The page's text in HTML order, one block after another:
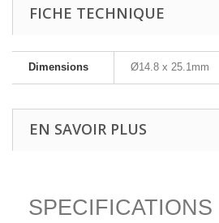
FICHE TECHNIQUE
Dimensions Ø14.8 x 25.1mm
EN SAVOIR PLUS
SPECIFICATIONS